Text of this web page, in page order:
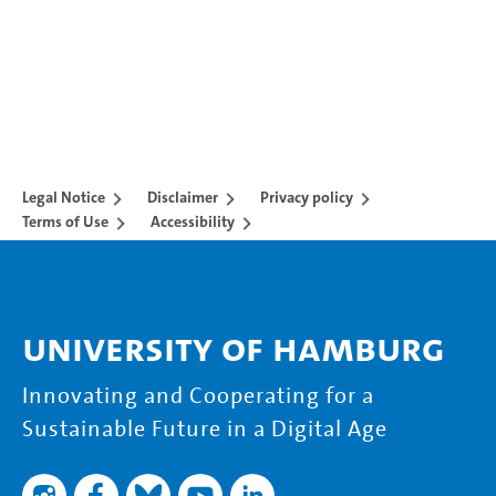
Legal Notice Disclaimer
Privacy policy
Terms of Use
Accessibility
University of Hamburg
Innovating and Cooperating for a
Sustainable Future in a Digital Age